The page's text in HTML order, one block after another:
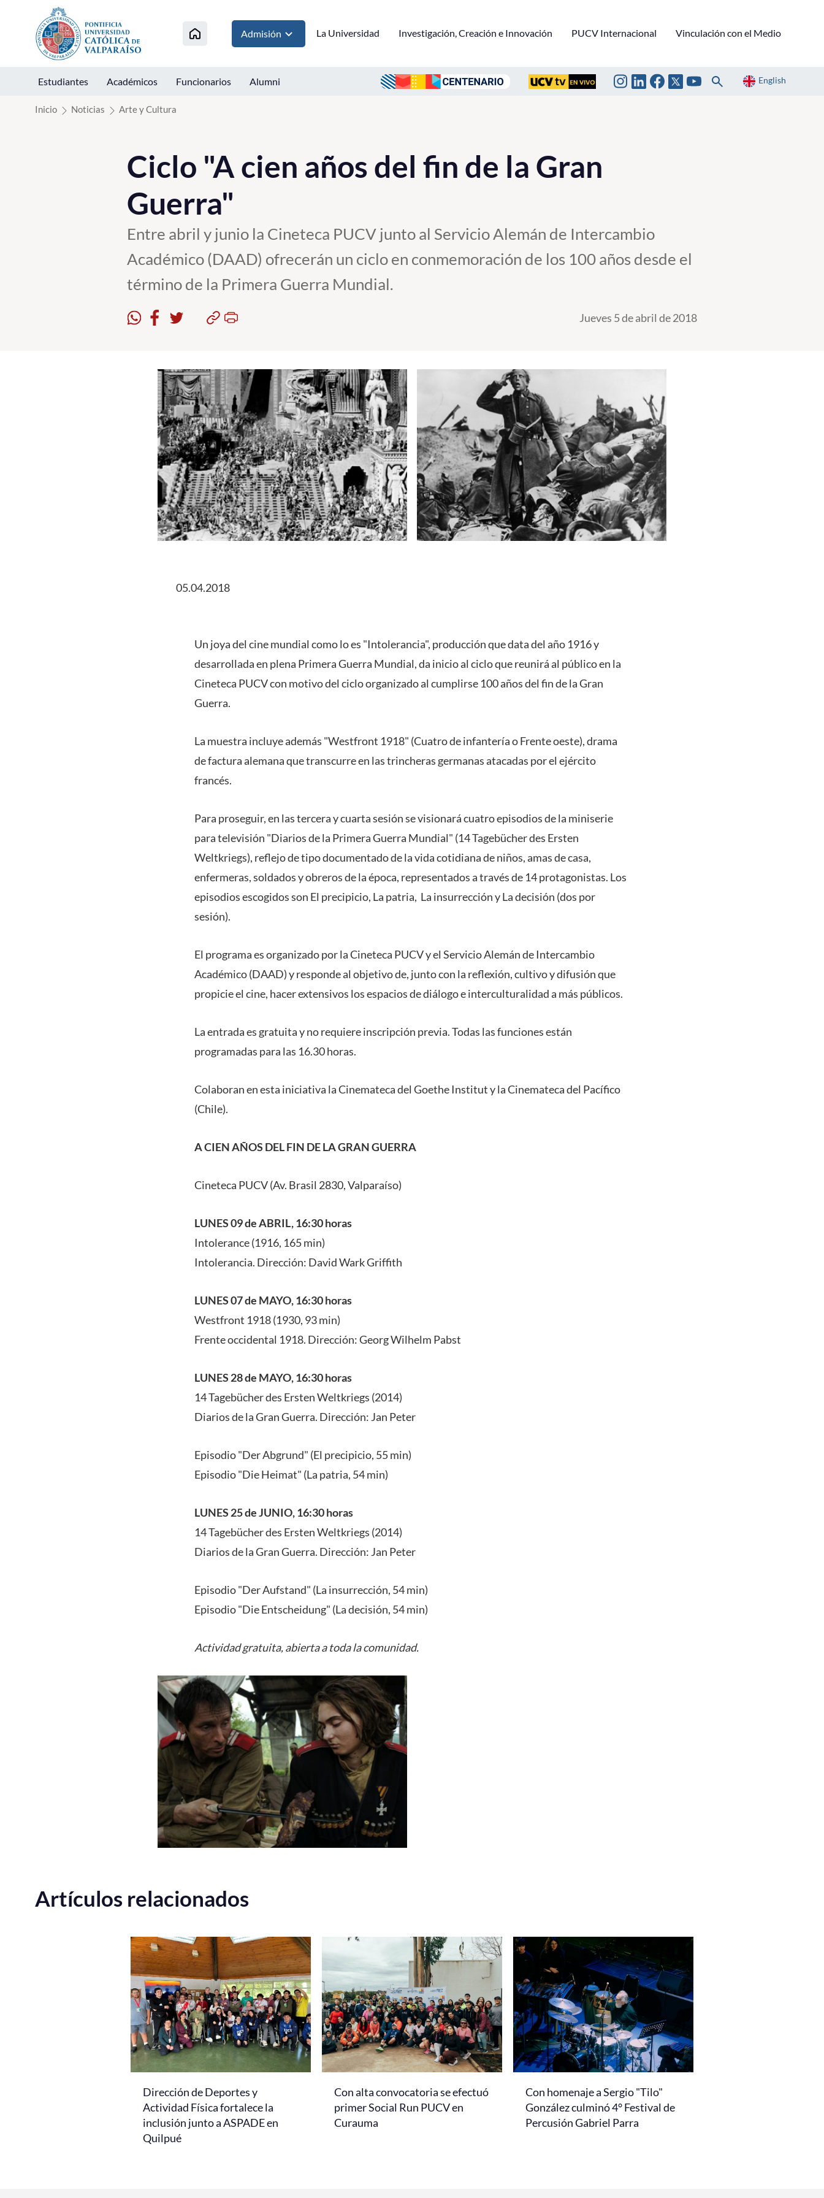
Click acá para ir directamente al contenido
Admisión La Universidad Investigación, Creación e Innovación PUCV Internacional Vinculación con el Medio
Estudiantes Académicos Funcionarios Alumni English
Inicio Noticias Arte y Cultura
Ciclo "A cien años del fin de la Gran
Guerra"
Entre abril y junio la Cineteca PUCV junto al Servicio Alemán de Intercambio
Académico (DAAD) ofrecerán un ciclo en conmemoración de los 100 años desde el
término de la Primera Guerra Mundial.
Jueves 5 de abril de 2018
05.04.2018
Un joya del cine mundial como lo es "Intolerancia", producción que data del año 1916 y
desarrollada en plena Primera Guerra Mundial, da inicio al ciclo que reunirá al público en la
Cineteca PUCV con motivo del ciclo organizado al cumplirse 100 años del fin de la Gran
Guerra.
La muestra incluye además "Westfront 1918" (Cuatro de infantería o Frente oeste), drama
de factura alemana que transcurre en las trincheras germanas atacadas por el ejército
francés.
Para proseguir, en las tercera y cuarta sesión se visionará cuatro episodios de la miniserie
para televisión "Diarios de la Primera Guerra Mundial" (14 Tagebücher des Ersten
Weltkriegs), reflejo de tipo documentado de la vida cotidiana de niños, amas de casa,
enfermeras, soldados y obreros de la época, representados a través de 14 protagonistas. Los
episodios escogidos son El precipicio, La patria, La insurrección y La decisión (dos por
sesión).
El programa es organizado por la Cineteca PUCV y el Servicio Alemán de Intercambio
Académico (DAAD) y responde al objetivo de, junto con la reflexión, cultivo y difusión que
propicie el cine, hacer extensivos los espacios de diálogo e interculturalidad a más públicos.
La entrada es gratuita y no requiere inscripción previa. Todas las funciones están
programadas para las 16.30 horas.
Colaboran en esta iniciativa la Cinemateca del Goethe Institut y la Cinemateca del Pacífico
(Chile).
A CIEN AÑOS DEL FIN DE LA GRAN GUERRA
Cineteca PUCV (Av. Brasil 2830, Valparaíso)
LUNES 09 de ABRIL, 16:30 horas
Intolerance (1916, 165 min)
Intolerancia. Dirección: David Wark Griffith
LUNES 07 de MAYO, 16:30 horas
Westfront 1918 (1930, 93 min)
Frente occidental 1918. Dirección: Georg Wilhelm Pabst
LUNES 28 de MAYO, 16:30 horas
14 Tagebücher des Ersten Weltkriegs (2014)
Diarios de la Gran Guerra. Dirección: Jan Peter
Episodio "Der Abgrund" (El precipicio, 55 min)
Episodio "Die Heimat" (La patria, 54 min)
LUNES 25 de JUNIO, 16:30 horas
14 Tagebücher des Ersten Weltkriegs (2014)
Diarios de la Gran Guerra. Dirección: Jan Peter
Episodio "Der Aufstand" (La insurrección, 54 min)
Episodio "Die Entscheidung" (La decisión, 54 min)
Actividad gratuita, abierta a toda la comunidad.
Artículos relacionados
Dirección de Deportes y
Actividad Física fortalece la
inclusión junto a ASPADE en
Quilpué
Con alta convocatoria se efectuó
primer Social Run PUCV en
Curauma
Con homenaje a Sergio "Tilo"
González culminó 4° Festival de
Percusión Gabriel Parra